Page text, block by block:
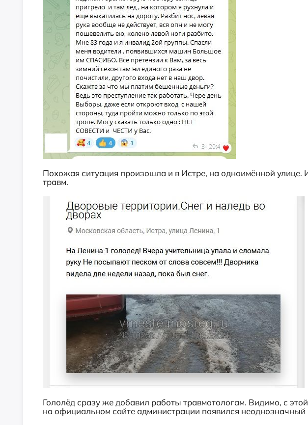
Похожая ситуация произошла и в Истре, на одноимённой улице.
травм.
Гололёд сразу же добавил работы травматологам. Видимо, с
на официальном сайте администрации появился неоднозначный